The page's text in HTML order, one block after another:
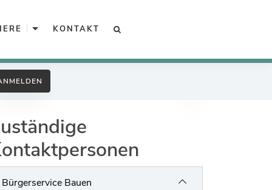
Unterkategorien von Karriere
Arbeitgeber Kreisverwaltung
Ausbildung, Praktikum, BFD
Ingenieure
Gefahrenabwehr
KONTAKT
Bürgerservice Bauen